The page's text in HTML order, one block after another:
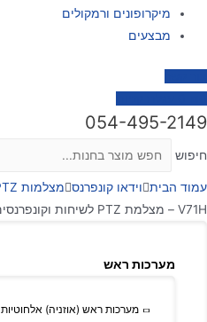
מיקרופונים ורמקולים
מבצעים
054-495-2149
חיפוש
עמוד הבית וידאו קונפרנס מצלמות PTZ לחדרי ישיבות
V71H – מצלמת PTZ לשיחות וקונפרנסים מקצועיים
מערכות ראש
מערכות ראש (אוזניה) אלחוטיות